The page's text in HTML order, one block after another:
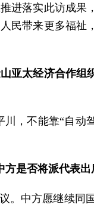
进落实此访成果
民带来更多福祉
亚太经济合作组
，不能靠“自动
方是否将派代表出
。中方愿继续同